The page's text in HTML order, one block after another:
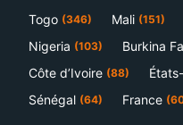
Togo (346) Mali (151)
Nigeria (103) Burkina
Côte d’Ivoire (88)
Sénégal (64) France